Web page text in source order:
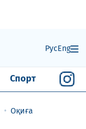
РусEng
Спорт
Оқиға